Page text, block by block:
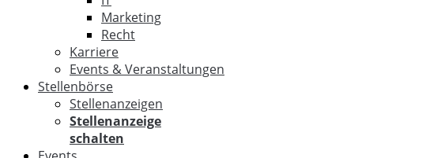
Marketing
Recht
Karriere
Events & Veranstaltungen
Stellenbörse
Stellenanzeigen
Stellenanzeige
schalten